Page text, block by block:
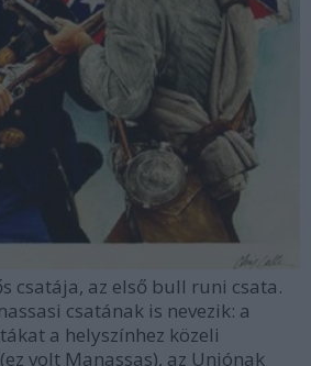
csatája, az első bull runi csata.
csatának is nevezik: a
a helyszínhez közeli
volt Manassas), az Uniónak